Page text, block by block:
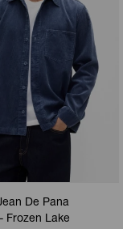
De Pana
Frozen Lake